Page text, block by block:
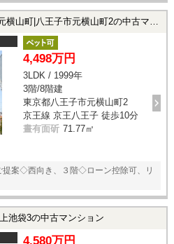
町|八王子市元横山町2の中古マンション
4,498万円
3LDK / 1999年
3階/8階建
東京都八王子市元横山町2
京王線 京王八王子 徒歩10分
晝有面斫 71.77㎡
案◇西向き、３階◇ローン控除可、リ
池袋3の中古マンション
4,580万円